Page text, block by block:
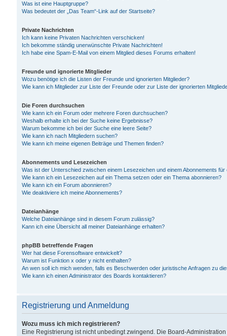
Was ist eine Hauptgruppe?
Was bedeutet der „Das Team“-Link auf der Startseite?
Private Nachrichten
Ich kann keine Privaten Nachrichten verschicken!
Ich bekomme ständig unerwünschte Private Nachrichten!
Ich habe eine Spam-E-Mail von einem Mitglied dieses Forums erhalten!
Freunde und ignorierte Mitglieder
Wozu benötige ich die Listen der Freunde und ignorierten Mitglieder?
Wie kann ich Mitglieder zur Liste der Freunde oder zur Liste der ignorierten
Die Foren durchsuchen
Wie kann ich ein Forum oder mehrere Foren durchsuchen?
Weshalb erhalte ich bei der Suche keine Ergebnisse?
Warum bekomme ich bei der Suche eine leere Seite?
Wie kann ich nach Mitgliedern suchen?
Wie kann ich meine eigenen Beiträge und Themen finden?
Abonnements und Lesezeichen
Was ist der Unterschied zwischen einem Lesezeichen und einem Abonnements
Wie kann ich ein Lesezeichen auf ein Thema setzen oder ein Thema abonnieren?
Wie kann ich ein Forum abonnieren?
Wie deaktiviere ich meine Abonnements?
Dateianhänge
Welche Dateianhänge sind in diesem Forum zulässig?
Kann ich eine Übersicht all meiner Dateianhänge erhalten?
phpBB betreffende Fragen
Wer hat diese Forensoftware entwickelt?
Warum ist Funktion x oder y nicht enthalten?
An wen soll ich mich wenden, falls es Beschwerden oder juristische Anfragen zu
Wie kann ich einen Administrator des Boards kontaktieren?
Registrierung und Anmeldung
Wozu muss ich mich registrieren?
Eine Registrierung ist nicht unbedingt zwingend. Die Board-